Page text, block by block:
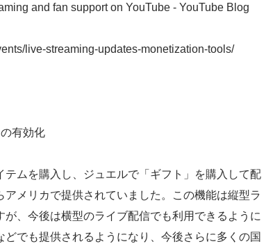
and fan support on YouTube - YouTube Blog
live-streaming-updates-monetization-tools/
有効化
ムを購入し、ジュエルで「ギフト」を購入して配
メリカで提供されていました。この機能は縦型ラ
、今後は横型のライブ配信でも利用できるように
でも提供されるようになり、今後さらに多くの国